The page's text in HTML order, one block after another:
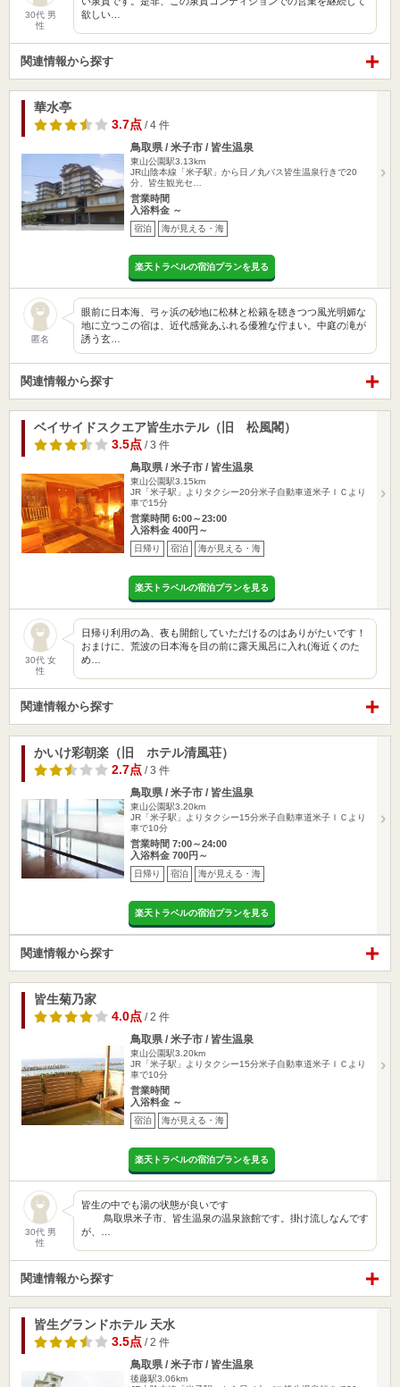
30代 男
性
欲しい…
関連情報から探す
華水亭
3.7点 / 4 件
鳥取県 / 米子市 / 皆生温泉
東山公園駅3.13km
JR山陰本線「米子駅」から日ノ丸バス皆生温泉行きで20
分、皆生観光セ…
営業時間
入浴料金 ～
宿泊 海が見える・海
楽天トラベルの宿泊プランを見る
匿名
眼前に日本海、弓ヶ浜の砂地に松林と松籟を聴きつつ風光明媚な
地に立つこの宿は、近代感覚あふれる優雅な佇まい。中庭の滝が
誘う玄…
関連情報から探す
ベイサイドスクエア皆生ホテル（旧 松風閣）
3.5点 / 3 件
鳥取県 / 米子市 / 皆生温泉
東山公園駅3.15km
JR「米子駅」よりタクシー20分米子自動車道米子ＩＣより
車で15分
営業時間 6:00～23:00
入浴料金 400円～
日帰り 宿泊 海が見える・海
楽天トラベルの宿泊プランを見る
30代 女
性
日帰り利用の為、夜も開館していただけるのはありがたいです！
おまけに、荒波の日本海を目の前に露天風呂に入れ(海近くのた
め…
関連情報から探す
かいけ彩朝楽（旧 ホテル清風荘）
2.7点 / 3 件
鳥取県 / 米子市 / 皆生温泉
東山公園駅3.20km
JR「米子駅」よりタクシー15分米子自動車道米子ＩＣより
車で10分
営業時間 7:00～24:00
入浴料金 700円～
日帰り 宿泊 海が見える・海
楽天トラベルの宿泊プランを見る
関連情報から探す
皆生菊乃家
4.0点 / 2 件
鳥取県 / 米子市 / 皆生温泉
東山公園駅3.20km
JR「米子駅」よりタクシー15分米子自動車道米子ＩＣより
車で10分
営業時間
入浴料金 ～
宿泊 海が見える・海
楽天トラベルの宿泊プランを見る
30代 男
性
皆生の中でも湯の状態が良いです
鳥取県米子市、皆生温泉の温泉旅館です。掛け流しなんです
が、…
関連情報から探す
皆生グランドホテル 天水
3.5点 / 2 件
鳥取県 / 米子市 / 皆生温泉
後藤駅3.06km